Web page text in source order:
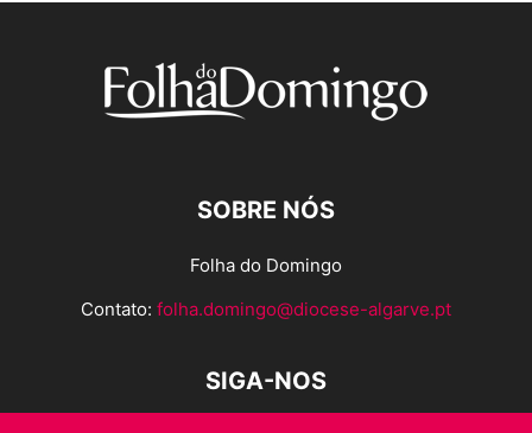
SOBRE NÓS
Folha do Domingo
Contato: folha.domingo@diocese-algarve.pt
SIGA-NOS